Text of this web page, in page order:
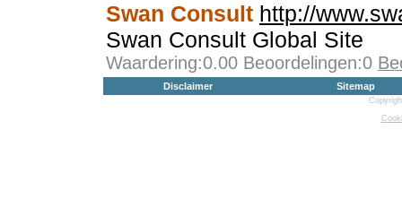
Swan Consult http://
Swan Consult Global Site
Waardering:0.00 Beoordelingen:0
Disclaimer Sitemap